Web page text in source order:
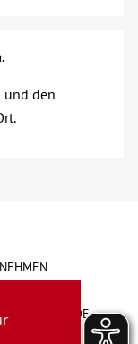
und den
BESCHWERDE